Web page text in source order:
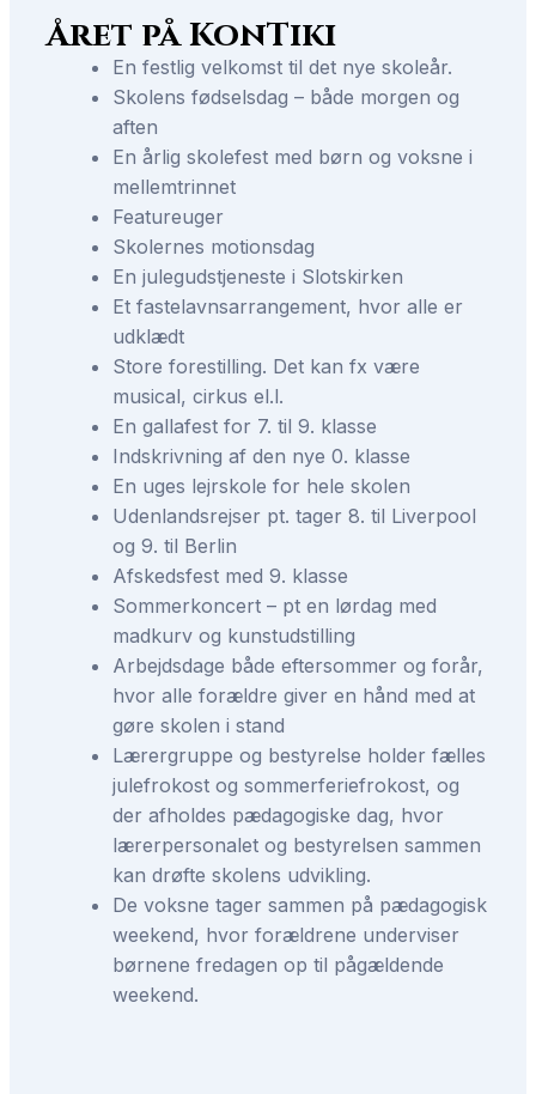
Året på KonTiki
En festlig velkomst til det nye skoleår.
Skolens fødselsdag – både morgen og
aften
En årlig skolefest med børn og voksne i
mellemtrinnet
Featureuger
Skolernes motionsdag
En julegudstjeneste i Slotskirken
Et fastelavnsarrangement, hvor alle er
udklædt
Store forestilling. Det kan fx være
musical, cirkus el.l.
En gallafest for 7. til 9. klasse
Indskrivning af den nye 0. klasse
En uges lejrskole for hele skolen
Udenlandsrejser pt. tager 8. til Liverpool
og 9. til Berlin
Afskedsfest med 9. klasse
Sommerkoncert – pt en lørdag med
madkurv og kunstudstilling
Arbejdsdage både eftersommer og forår,
hvor alle forældre giver en hånd med at
gøre skolen i stand
Lærergruppe og bestyrelse holder fælles
julefrokost og sommerferiefrokost, og
der afholdes pædagogiske dag, hvor
lærerpersonalet og bestyrelsen sammen
kan drøfte skolens udvikling.
De voksne tager sammen på pædagogisk
weekend, hvor forældrene underviser
børnene fredagen op til pågældende
weekend.